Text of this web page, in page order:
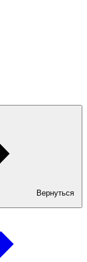
Вернуться